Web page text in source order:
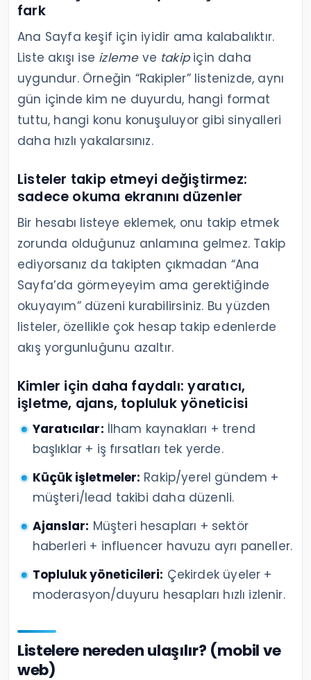
fark
Ana Sayfa keşif için iyidir ama kalabalıktır.
Liste akışı ise izlemeve takipiçin daha
uygundur. Örneğin “Rakipler” listenizde, aynı
gün içinde kim ne duyurdu, hangi format
tuttu, hangi konu konuşuluyor gibi sinyalleri
daha hızlı yakalarsınız.
Listeler takip etmeyi değiştirmez:
sadece okuma ekranını düzenler
Bir hesabı listeye eklemek, onu takip etmek
zorunda olduğunuz anlamına gelmez. Takip
ediyorsanız da takipten çıkmadan “Ana
Sayfa’da görmeyeyim ama gerektiğinde
okuyayım” düzeni kurabilirsiniz. Bu yüzden
listeler, özellikle çok hesap takip edenlerde
akış yorgunluğunu azaltır.
Kimler için daha faydalı: yaratıcı,
işletme, ajans, topluluk yöneticisi
Yaratıcılar: İlham kaynakları + trend
başlıklar + iş fırsatları tek yerde.
Küçük işletmeler: Rakip/yerel gündem +
müşteri/lead takibi daha düzenli.
Ajanslar: Müşteri hesapları + sektör
haberleri + influencer havuzu ayrı paneller.
Topluluk yöneticileri: Çekirdek üyeler +
moderasyon/duyuru hesapları hızlı izlenir.
Listelere nereden ulaşılır? (mobil ve
web)